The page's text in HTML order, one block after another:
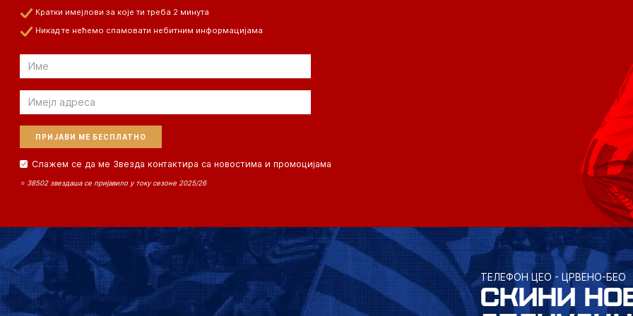
Кратки имејлови за које ти треба 2 минута
Никад те нећемо спамовати небитним информацијама
Email
Email
Слажем се да ме Звезда контактира са новостима и промоцијама
⭐ 38502 звездаша се пријавило у току сезоне 2025/26
ТЕЛЕФОН ЦЕО - ЦРВЕНО-БЕО
СКИНИ